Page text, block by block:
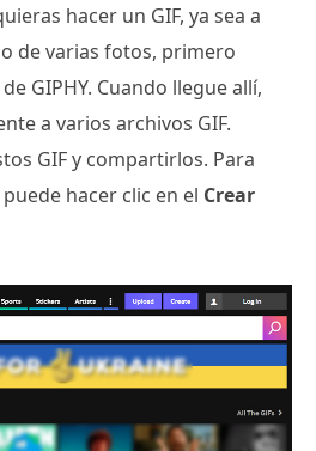
hacer un GIF, ya sea a
de varias fotos, primero
GIPHY. Cuando llegue allí,
a varios archivos GIF.
GIF y compartirlos. Para
hacer clic en el Crear